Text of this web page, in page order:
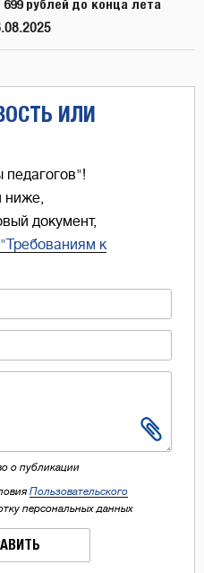
рублей до конца лета
ИЛИ
педагогов"!
ниже,
документ,
"Требованиям к
о публикации
Пользовательского
персональных данных